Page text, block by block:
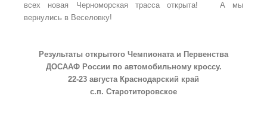
всех новая Черноморская трасса открыта! А мы
вернулись в Веселовку!
Результаты открытого Чемпионата и Первенства
ДОСААФ России по автомобильному кроссу.
22-23 августа Краснодарский край
с.п. Старотиторовское